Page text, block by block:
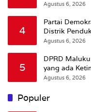
Agustus 6, 2026
4
Partai
Distrik
Agustus 6, 2026
5
DPRD
yang ada
Agustus 6, 2026
Populer